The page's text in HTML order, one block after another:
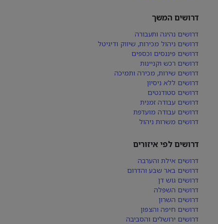
דרושים המשך
דרושים נהיגה ותעבורה
דרושים ניהול מכירות, שיווק ודיגיטל
דרושים פיננסים וכספים
דרושים רכש וקניינות
דרושים שירות, מכירה ותמיכה
דרושים ללא ניסיון
דרושים סטודנטים
דרושים עבודה זמנית
דרושים עבודה מועדפת
דרושים משרות ניהול
דרושים לפי איזורים
דרושים אילת והערבה
דרושים באר שבע והדרום
דרושים גוש דן
דרושים השפלה
דרושים השרון
דרושים חיפה והצפון
דרושים ירושלים והסביבה